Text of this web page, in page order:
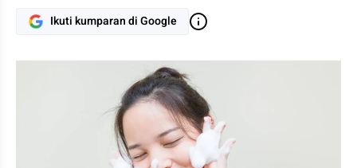
Ikuti kumparan di Google